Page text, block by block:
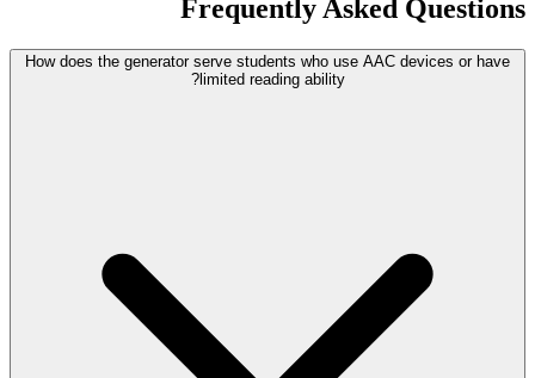
Frequently Asked Questions
How does the generator serve students who use AAC devices or have
limited reading ability?